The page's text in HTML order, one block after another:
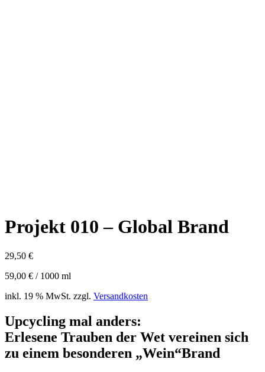
Projekt 010 – Global Brand
29,50 €
59,00 € / 1000 ml
inkl. 19 % MwSt. zzgl. Versandkosten
Upcycling mal anders:
Erlesene Trauben der Wet vereinen sich
zu einem besonderen „Wein“Brand